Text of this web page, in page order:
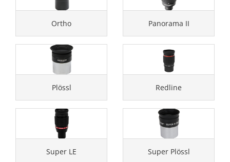
Ortho Panorama II
Plössl Redline
Super LE Super Plössl